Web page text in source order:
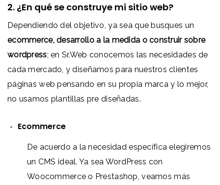
2. ¿En qué se construye mi sitio web?
Dependiendo del objetivo, ya sea que busques un
ecommerce, desarrollo a la medida o construir sobre
wordpress; en Sr.Web conocemos las necesidades de
cada mercado, y diseñamos para nuestros clientes
páginas web pensando en su propia marca y lo mejor,
no usamos plantillas pre diseñadas.
Ecommerce
De acuerdo a la necesidad específica elegiremos
un CMS ideal. Ya sea WordPress con
Woocommerce o Prestashop, veamos más